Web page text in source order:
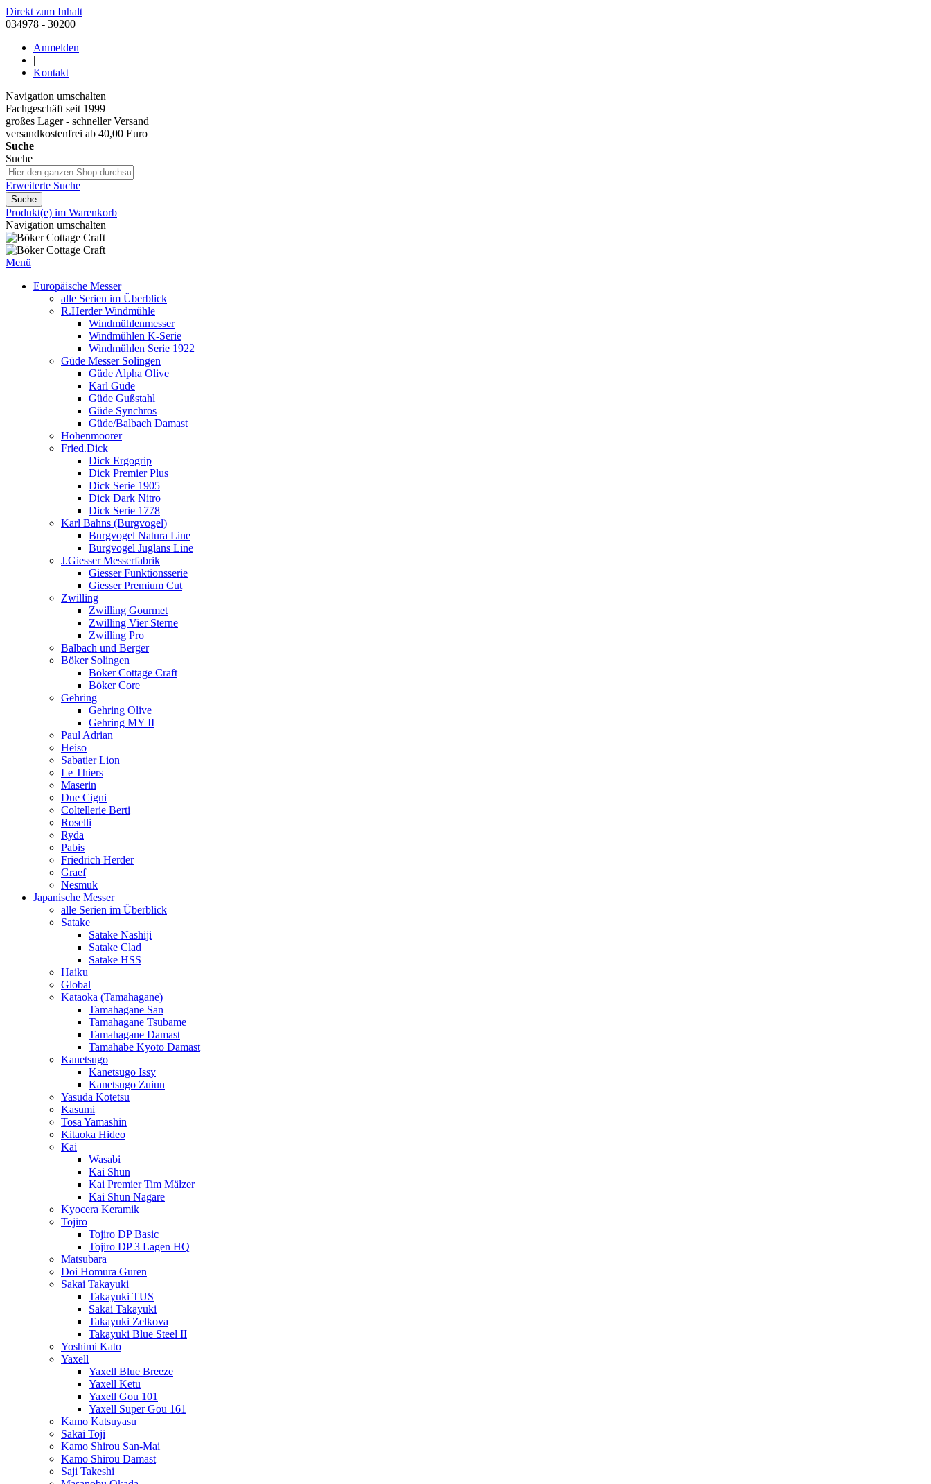
Direkt zum Inhalt
034978 - 30200
Anmelden
|
Kontakt
Navigation umschalten
Fachgeschäft seit 1999
großes Lager - schneller Versand
versandkostenfrei ab 40,00 Euro
Suche
Suche
Erweiterte Suche
Suche
Produkt(e) im Warenkorb
Navigation umschalten
Menü
Europäische Messer
alle Serien im Überblick
R.Herder Windmühle
Windmühlenmesser
Windmühlen K-Serie
Windmühlen Serie 1922
Güde Messer Solingen
Güde Alpha Olive
Karl Güde
Güde Gußstahl
Güde Synchros
Güde/Balbach Damast
Hohenmoorer
Fried.Dick
Dick Ergogrip
Dick Premier Plus
Dick Serie 1905
Dick Dark Nitro
Dick Serie 1778
Karl Bahns (Burgvogel)
Burgvogel Natura Line
Burgvogel Juglans Line
J.Giesser Messerfabrik
Giesser Funktionsserie
Giesser Premium Cut
Zwilling
Zwilling Gourmet
Zwilling Vier Sterne
Zwilling Pro
Balbach und Berger
Böker Solingen
Böker Cottage Craft
Böker Core
Gehring
Gehring Olive
Gehring MY II
Paul Adrian
Heiso
Sabatier Lion
Le Thiers
Maserin
Due Cigni
Coltellerie Berti
Roselli
Ryda
Pabis
Friedrich Herder
Graef
Nesmuk
Japanische Messer
alle Serien im Überblick
Satake
Satake Nashiji
Satake Clad
Satake HSS
Haiku
Global
Kataoka (Tamahagane)
Tamahagane San
Tamahagane Tsubame
Tamahagane Damast
Tamahabe Kyoto Damast
Kanetsugo
Kanetsugo Issy
Kanetsugo Zuiun
Yasuda Kotetsu
Kasumi
Tosa Yamashin
Kitaoka Hideo
Kai
Wasabi
Kai Shun
Kai Premier Tim Mälzer
Kai Shun Nagare
Kyocera Keramik
Tojiro
Tojiro DP Basic
Tojiro DP 3 Lagen HQ
Matsubara
Doi Homura Guren
Sakai Takayuki
Takayuki TUS
Sakai Takayuki
Takayuki Zelkova
Takayuki Blue Steel II
Yoshimi Kato
Yaxell
Yaxell Blue Breeze
Yaxell Ketu
Yaxell Gou 101
Yaxell Super Gou 161
Kamo Katsuyasu
Sakai Toji
Kamo Shirou San-Mai
Kamo Shirou Damast
Saji Takeshi